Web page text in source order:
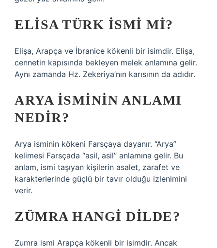
ELISA TÜRK ISMI MI?
Elişa, Arapça ve İbranice kökenli bir isimdir. Elişa,
cennetin kapısında bekleyen melek anlamına gelir.
Aynı zamanda Hz. Zekeriya’nın karısının da adıdır.
ARYA ISMININ ANLAMI
NEDIR?
Arya isminin kökeni Farsçaya dayanır. “Arya”
kelimesi Farsçada “asil, asil” anlamına gelir. Bu
anlam, ismi taşıyan kişilerin asalet, zarafet ve
karakterlerinde güçlü bir tavır olduğu izlenimini
verir.
ZÜMRA HANGI DILDE?
Zumra ismi Arapça kökenli bir isimdir. Ancak